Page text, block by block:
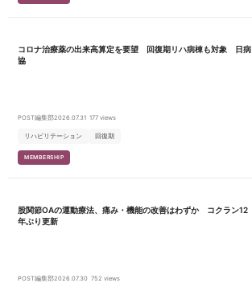
コロナ治療薬の出来高算定を要望 回復期リハ病棟も対象 日病
協
POST編集部2026.07.31 177 views
リハビリテーション 回復期
MEMBERSHIP
股関節OAの運動療法、痛み・機能の改善はわずか コクラン12
年ぶり更新
POST編集部2026.07.30 752 views